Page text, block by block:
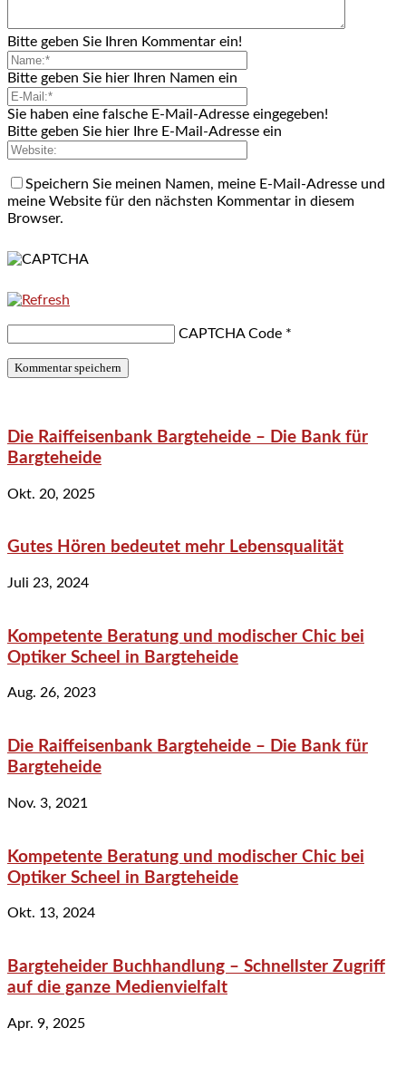
Bitte geben Sie Ihren Kommentar ein!
Bitte geben Sie hier Ihren Namen ein
Sie haben eine falsche E-Mail-Adresse eingegeben!
Bitte geben Sie hier Ihre E-Mail-Adresse ein
Speichern Sie meinen Namen, meine E-Mail-Adresse und
meine Website für den nächsten Kommentar in diesem
Browser.
CAPTCHA Code *
Die Raiffeisenbank Bargteheide – Die Bank für
Bargteheide
Okt. 20, 2025
Gutes Hören bedeutet mehr Lebensqualität
Juli 23, 2024
Kompetente Beratung und modischer Chic bei
Optiker Scheel in Bargteheide
Aug. 26, 2023
Die Raiffeisenbank Bargteheide – Die Bank für
Bargteheide
Nov. 3, 2021
Kompetente Beratung und modischer Chic bei
Optiker Scheel in Bargteheide
Okt. 13, 2024
Bargteheider Buchhandlung – Schnellster Zugriff
auf die ganze Medienvielfalt
Apr. 9, 2025